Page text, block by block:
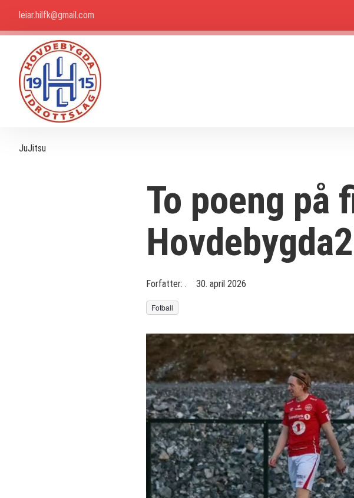
leiar.hilfk@gmail.com
JuJitsu
To poeng på
Hovdebygda2
Forfatter: . 30. april 2026
Fotball